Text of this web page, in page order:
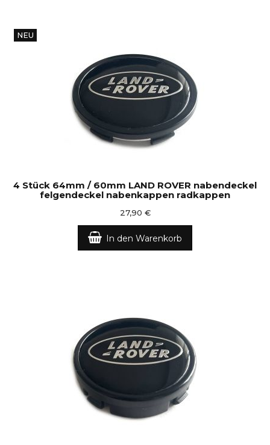
NEU
4 Stück 64mm / 60mm LAND ROVER nabendeckel
felgendeckel nabenkappen radkappen
27,90 €
In den Warenkorb